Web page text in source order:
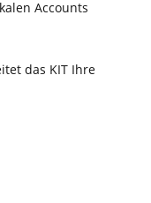
Accounts
das KIT Ihre